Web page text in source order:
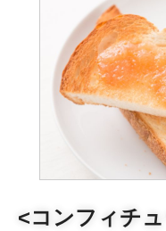
<コンフィチ